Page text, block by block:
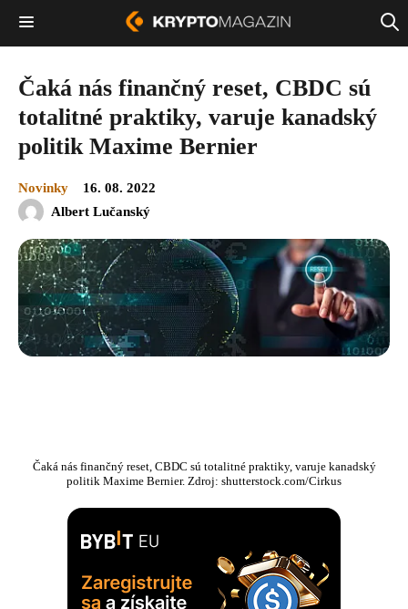
Čaká nás finančný reset, CBDC sú
totalitné praktiky, varuje kanadský
politik Maxime Bernier
Novinky
16. 08. 2022
Albert Lučanský
Čaká nás finančný reset, CBDC sú totalitné praktiky, varuje kanadský
politik Maxime Bernier. Zdroj: shutterstock.com/Cirkus